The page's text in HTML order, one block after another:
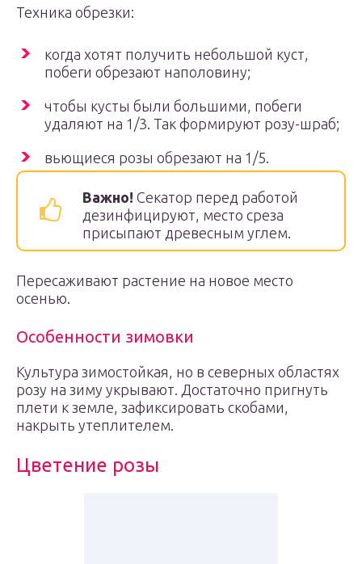
Техника обрезки:
когда хотят получить небольшой куст,
побеги обрезают наполовину;
чтобы кусты были большими, побеги
удаляют на 1/3. Так формируют розу-шраб;
вьющиеся розы обрезают на 1/5.
Важно! Секатор перед работой
дезинфицируют, место среза
присыпают древесным углем.
Пересаживают растение на новое место
осенью.
Особенности зимовки
Культура зимостойкая, но в северных областях
розу на зиму укрывают. Достаточно пригнуть
плети к земле, зафиксировать скобами,
накрыть утеплителем.
Цветение розы